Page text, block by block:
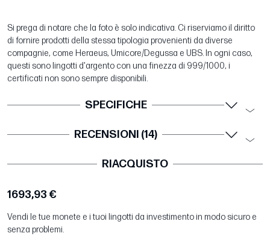
Si prega di notare che la foto è solo indicativa. Ci riserviamo il diritto
di fornire prodotti della stessa tipologia provenienti da diverse
compagnie, come Heraeus, Umicore/Degussa e UBS. In ogni caso,
questi sono lingotti d'argento con una finezza di 999/1000, i
certificati non sono sempre disponibili.
SPECIFICHE
RECENSIONI (14)
RIACQUISTO
1693,93 €
Vendi le tue monete e i tuoi lingotti da investimento in modo sicuro e
senza problemi.